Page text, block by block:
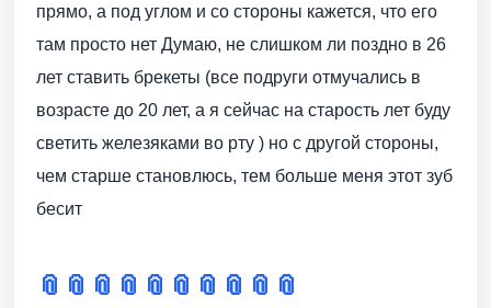
прямо, а под углом и со стороны кажется, что его
там просто нет Думаю, не слишком ли поздно в 26
лет ставить брекеты (все подруги отмучались в
возрасте до 20 лет, а я сейчас на старость лет буду
светить железяками во рту ) но с другой стороны,
чем старше становлюсь, тем больше меня этот зуб
бесит
📎 📎 📎 📎 📎 📎 📎 📎 📎 📎